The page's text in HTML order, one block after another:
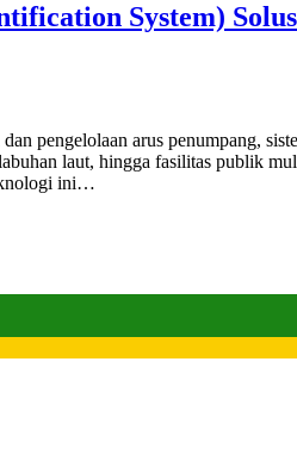
System)
pengelolaan arus penumpang,
laut, hingga fasilitas publik
ini…